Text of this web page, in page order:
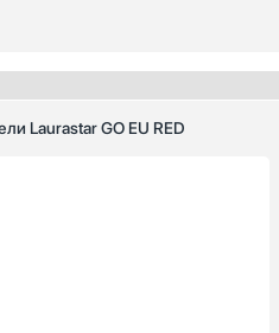
Laurastar GO EU RED